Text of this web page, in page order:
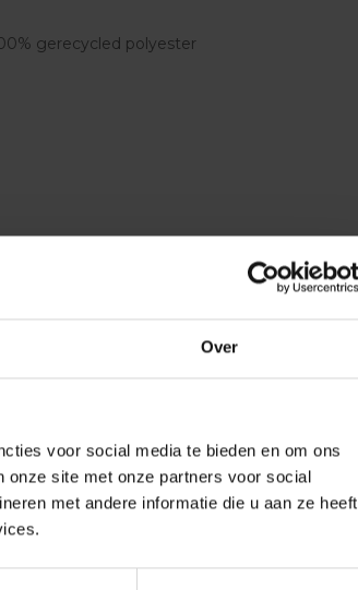
Over
voor social media te bieden en om ons
onze site met onze partners voor social
met andere informatie die u aan ze heeft
gerecycled polyester